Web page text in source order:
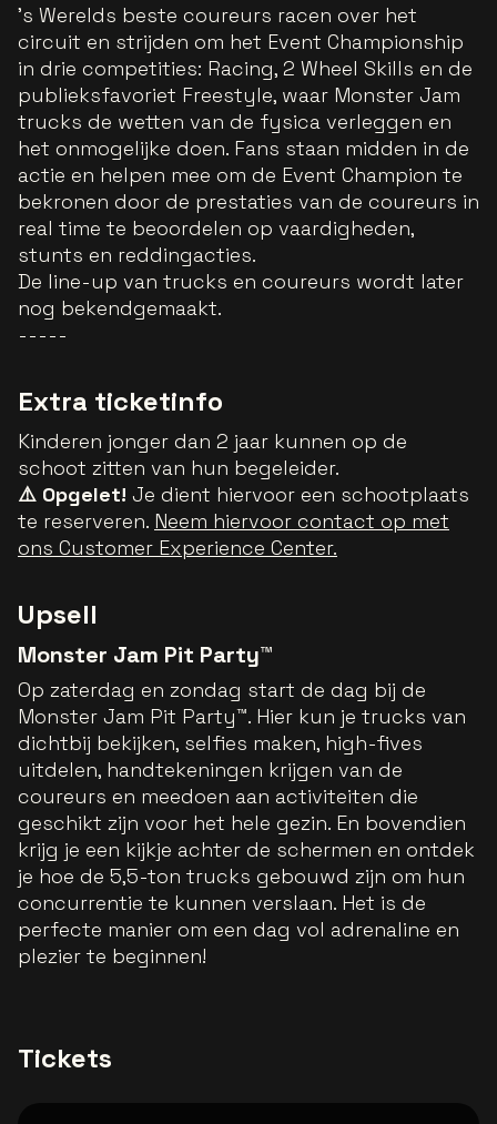
's Werelds beste coureurs racen over het
circuit en strijden om het Event Championship
in drie competities: Racing, 2 Wheel Skills en de
publieksfavoriet Freestyle, waar Monster Jam
trucks de wetten van de fysica verleggen en
het onmogelijke doen. Fans staan midden in de
actie en helpen mee om de Event Champion te
bekronen door de prestaties van de coureurs in
real time te beoordelen op vaardigheden,
stunts en reddingacties.
De line-up van trucks en coureurs wordt later
nog bekendgemaakt.
-----
Extra ticketinfo
Kinderen jonger dan 2 jaar kunnen op de
schoot zitten van hun begeleider.
⚠️ Opgelet! Je dient hiervoor een schootplaats
te reserveren. Neem hiervoor contact op met
ons Customer Experience Center.
Upsell
Monster Jam Pit Party™
Op zaterdag en zondag start de dag bij de
Monster Jam Pit Party™. Hier kun je trucks van
dichtbij bekijken, selfies maken, high-fives
uitdelen, handtekeningen krijgen van de
coureurs en meedoen aan activiteiten die
geschikt zijn voor het hele gezin. En bovendien
krijg je een kijkje achter de schermen en ontdek
je hoe de 5,5-ton trucks gebouwd zijn om hun
concurrentie te kunnen verslaan. Het is de
perfecte manier om een dag vol adrenaline en
plezier te beginnen!
Tickets